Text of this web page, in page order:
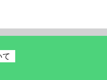
て